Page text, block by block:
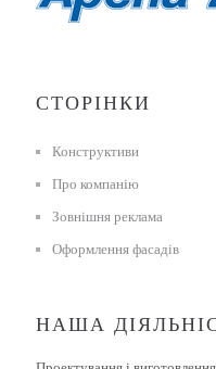
СТОРІНКИ
Конструктиви
Про компанію
Зовнішня реклама
Оформлення фасадів
НАША